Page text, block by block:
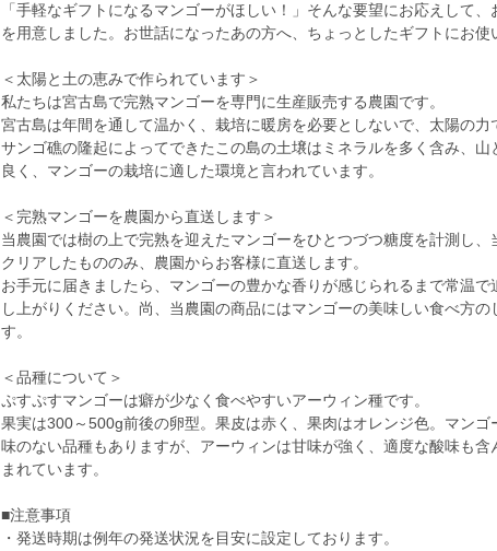
「手軽なギフトになるマンゴーがほしい！」そんな要望にお応えして
を用意しました。お世話になったあの方へ、ちょっとしたギフトにお使
＜太陽と土の恵みで作られています＞
私たちは宮古島で完熟マンゴーを専門に生産販売する農園です。
宮古島は年間を通して温かく、栽培に暖房を必要としないで、太陽の力
サンゴ礁の隆起によってできたこの島の土壌はミネラルを多く含み、
良く、マンゴーの栽培に適した環境と言われています。
＜完熟マンゴーを農園から直送します＞
当農園では樹の上で完熟を迎えたマンゴーをひとつづつ糖度を計測し、
クリアしたもののみ、農園からお客様に直送します。
お手元に届きましたら、マンゴーの豊かな香りが感じられるまで常温で
し上がりください。尚、当農園の商品にはマンゴーの美味しい食べ方の
す。
＜品種について＞
ぷすぷすマンゴーは癖が少なく食べやすいアーウィン種です。
果実は300～500g前後の卵型。果皮は赤く、果肉はオレンジ色。マンゴ
味のない品種もありますが、アーウィンは甘味が強く、適度な酸味も
まれています。
■注意事項
・発送時期は例年の発送状況を目安に設定しております。